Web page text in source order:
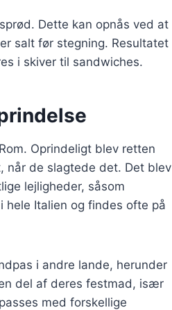
Dette kan opnås ved at
salt før stegning. Resultatet
i skiver til sandwiches.
Oprindeligt blev retten
de slagtede det. Det blev
lejligheder, såsom
Italien og findes ofte på
i andre lande, herunder
del af deres festmad, især
med forskellige